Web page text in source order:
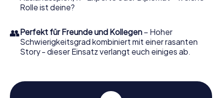
Rolle ist deine?
👥Perfekt für Freunde und Kollegen – Hoher
Schwierigkeitsgrad kombiniert mit einer rasanten
Story - dieser Einsatz verlangt euch einiges ab.